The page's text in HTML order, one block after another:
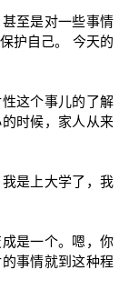
至是对一些事情
护自己。 今天的
这个事儿的了解
时候，家人从来
是上大学了，我
是一个。嗯，你
事情就到这种程